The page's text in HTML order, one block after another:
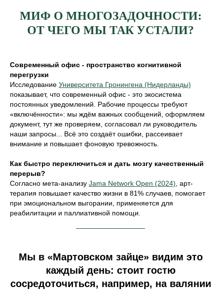
МИФ О МНОГОЗАДОЧНОСТИ:
ОТ ЧЕГО МЫ ТАК УСТАЛИ?
Современный офис - пространство когнитивной
перегрузки
Исследование Университета Гронингена (Нидерланды)
показывает, что современный офис - это экосистема
постоянных уведомлений. Рабочие процессы требуют
«включённости»: мы ждём важных сообщений, оформляем
документ, тут же проверяем, согласовал ли руководитель
наши запросы... Всё это создаёт ошибки, рассеивает
внимание и повышает фоновую тревожность.
Как быстро переключиться и дать мозгу качественный
перерыв?
Согласно мета-анализу Jama Network Open (2024) , арт-
терапия повышает качество жизни в 81% случаев, помогает
при эмоциональном выгорании, применяется для
реабилитации и паллиативной помощи.
Мы в «Мартовском зайце» видим это
каждый день: стоит гостю
сосредоточиться, например, на валянии